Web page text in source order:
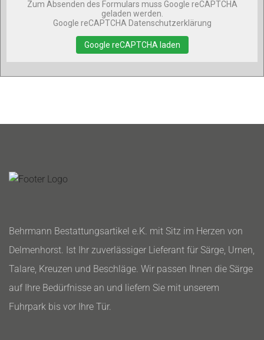
Zum Absenden des Formulars muss Google reCAPTCHA
geladen werden.
Google reCAPTCHA Datenschutzerklärung
Google reCAPTCHA laden
Behrmann Bestattungsartikel e.K. mit Sitz im Herzen von
Delmenhorst. Ist Ihr zuverlässiger Lieferant für Särge, Urnen,
Talare, Kreuzen und Beschläge. Wir passen Ihnen die Särge
auf Ihre Bedürfnisse an und liefern Sie mit unserem
Fuhrpark bis vor Ihre Tür.